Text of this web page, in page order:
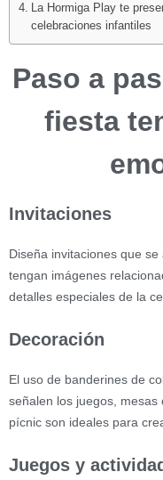
La Hormiga Play te
celebraciones infantiles
Paso a
fiesta
Invitaciones
Diseña invitaciones que
tengan imágenes
detalles especiales de la
Decoración
El uso de banderines de
señalen los juegos,
pícnic son ideales para
Juegos y